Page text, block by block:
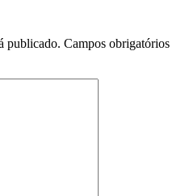
publicado. Campos obrigatórios